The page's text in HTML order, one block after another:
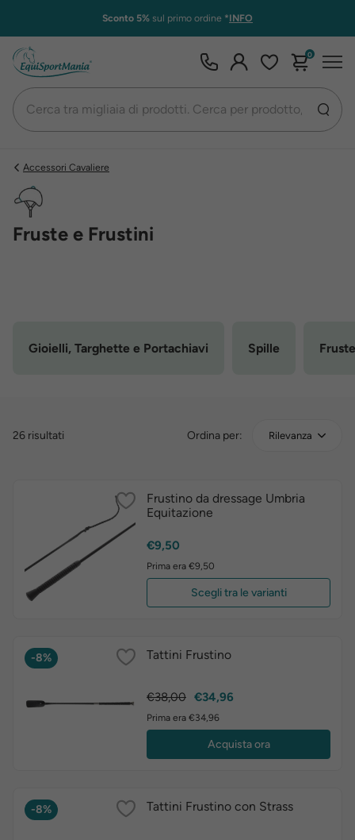
Sconto 5% sul primo ordine *INFO
0
Accessori Cavaliere
Fruste e Frustini
Gioielli, Targhette e Portachiavi Spille
26 risultati Ordina per: Rilevanza
Frustino da dressage Umbria
Equitazione
Prezzo
€9,50
Prima era €9,50
Scegli tra le varianti
-8% Tattini Frustino
Prezzo
€38,00 Prezzo
€34,96
Prima era €34,96
Acquista ora
-8% Tattini Frustino con Strass